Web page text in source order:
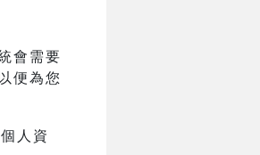
會需要
便為您
人資